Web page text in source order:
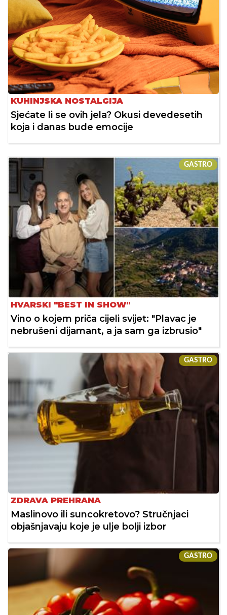
KUHINJSKA NOSTALGIJA
Sjećate li se ovih jela? Okusi devedesetih
koja i danas bude emocije
GASTRO
HVARSKI "BEST IN SHOW"
Vino o kojem priča cijeli svijet: "Plavac je
nebrušeni dijamant, a ja sam ga izbrusio"
GASTRO
ZDRAVA PREHRANA
Maslinovo ili suncokretovo? Stručnjaci
objašnjavaju koje je ulje bolji izbor
GASTRO